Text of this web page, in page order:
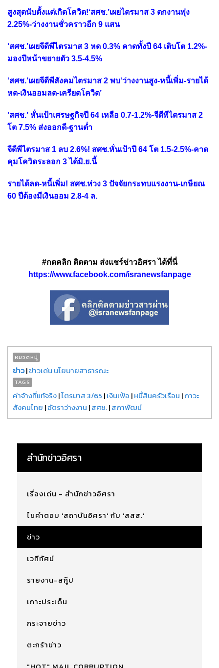
สูงสุดนับตั้งแต่เกิดโควิด!‘สศช.’เผยไตรมาส 3 ตกงานพุ่ง
2.25%-ว่างงานชั่วคราวอีก 9 แสน
‘สศช.’เผยจีดีพีไตรมาส 3 หด 0.3% คาดทั้งปี 64 เติบโต 1.2%-
มองปีหน้าขยายตัว 3.5-4.5%
‘สศช.’เผยจีดีพีสังคมไตรมาส 2 พบ‘ว่างงานสูง-หนี้เพิ่ม-รายได้
หด-เงินออมลด-เครียดโควิด’
'สศช.’ หั่นเป้าเศรษฐกิจปี 64 เหลือ 0.7-1.2%-จีดีพีไตรมาส 2
โต 7.5% ส่งออกดี-ฐานต่ำ
จีดีพีไตรมาส 1 ลบ 2.6%! สศช.หั่นเป้าปี 64 โต 1.5-2.5%-คาด
คุมโควิดระลอก 3 ได้มิ.ย.นี้
รายได้ลด-หนี้เพิ่ม! สศช.ห่วง 3 ปัจจัยกระทบแรงงาน-เกษียณ
60 ปีต้องมีเงินออม 2.8-4 ล.
#กดคลิก ติดตาม ส่งแชร์ข่าวอิศรา ได้ที่นี่
https://www.facebook.com/isranewsfanpage
หมวดหมู่
ข่าว|ข่าวเด่น นโยบายสาธารณะ
TAGS
ค่าจ้างที่แท้จริง|ไตรมาส 3/65 |เงินเฟ้อ |หนี้สินครัวเรือน |ภาวะ
สังคมไทย |อัตราว่างงาน |สศช.|สภาพัฒน์
สำนักข่าวอิศรา
เรื่องเด่น - สำนักข่าวอิศรา
ไขคำตอบ 'สถาบันอิศรา' กับ 'สสส.'
ข่าว
เวทีทัศน์
รายงาน-สกู๊ป
เกาะประเด็น
กระจายข่าว
ตะกร้าข่าว